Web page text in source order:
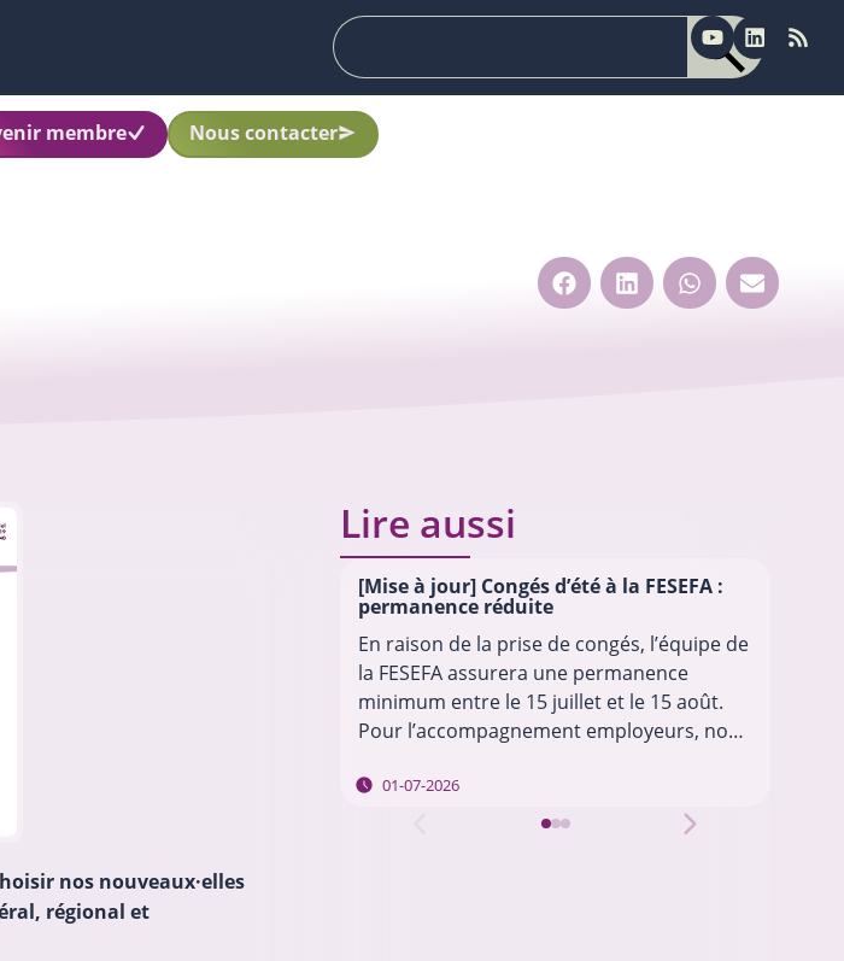
membre Nous contacter
nos nouveaux·elles
régional et
Lire aussi
de notre Assemblée
la FESEFA tenait son
statutaire et élective.
qu’on peut prendre des
dans une ambiance
vous résume tout ça.
[Mise à jour] Congés d’été à la FESEFA :
permanence réduite
En raison de la prise de congés, l’équipe de
la FESEFA assurera une permanence
minimum entre le 15 juillet et le 15 août.
Pour l’accompagnement employeurs, nous
l’adresse…
01-07-2026